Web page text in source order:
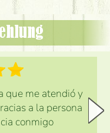
que me atendió y
a la persona
conmigo